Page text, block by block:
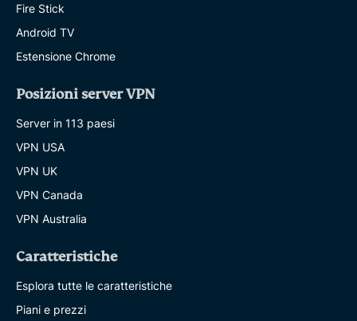
Fire Stick
Android TV
Estensione Chrome
Posizioni server VPN
Server in 113 paesi
VPN USA
VPN UK
VPN Canada
VPN Australia
Caratteristiche
Esplora tutte le caratteristiche
Piani e prezzi